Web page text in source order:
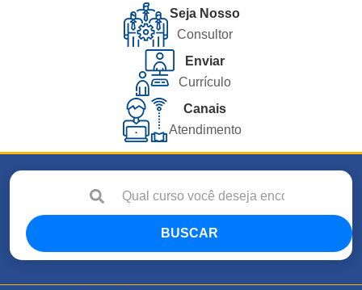
Seja Nosso
Consultor
Enviar
Currículo
Canais
Atendimento
BUSCAR